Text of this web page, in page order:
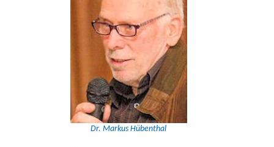
Dr. Markus Hübenthal